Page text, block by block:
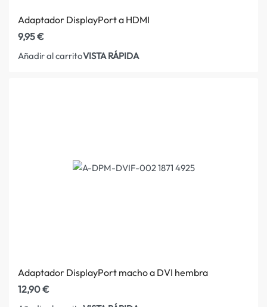
Adaptador DisplayPort a HDMI
9,95€
Añadir al carritoVISTA RÁPIDA
Adaptador DisplayPort macho a DVI hembra
12,90€